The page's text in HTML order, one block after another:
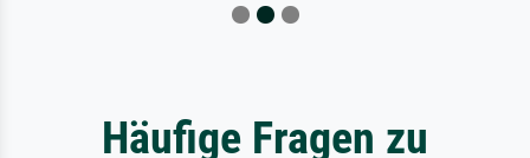
Häufige Fragen zu